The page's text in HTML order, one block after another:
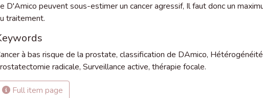
D'Amico peuvent sous-estimer un cancer agressif, Il faut donc un
traitement.
à bas risque de la prostate, classification de DAmico, Hétérogénéité
radicale, Surveillance active, thérapie focale.
Full item page